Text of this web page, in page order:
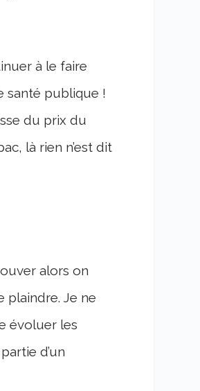
à le faire
santé publique !
du prix du
là rien n’est dit
alors on
plaindre. Je ne
évoluer les
d’un